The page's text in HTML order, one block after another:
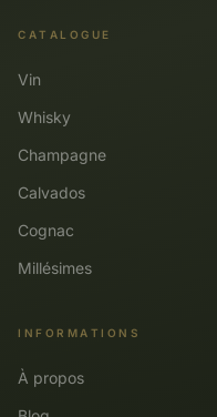
CATALOGUE
Vin
Whisky
Champagne
Calvados
Cognac
Millésimes
INFORMATIONS
À propos